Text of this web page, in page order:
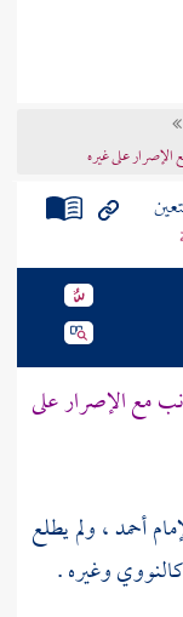
الإصرار على غيره
مع الإصرار على
أحمد، ولم يطلع
كالنوويوغيره .